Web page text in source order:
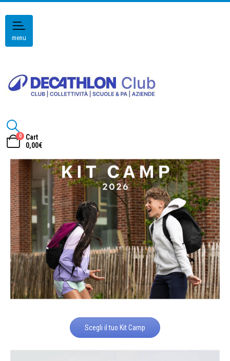
menu
0
Cart
0,00€
Scegli il tuo Kit Camp